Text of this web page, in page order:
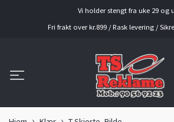
Vi holder stengt fra uke 29 og
Fri frakt over kr.899 / Rask levering /